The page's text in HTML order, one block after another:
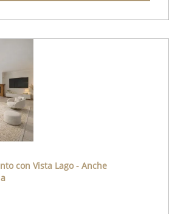
con Vista Lago - Anche